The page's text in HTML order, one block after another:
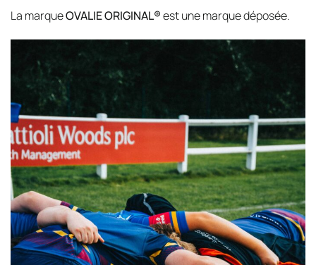
La marqueOVALIE ORIGINAL®est une marque déposée.